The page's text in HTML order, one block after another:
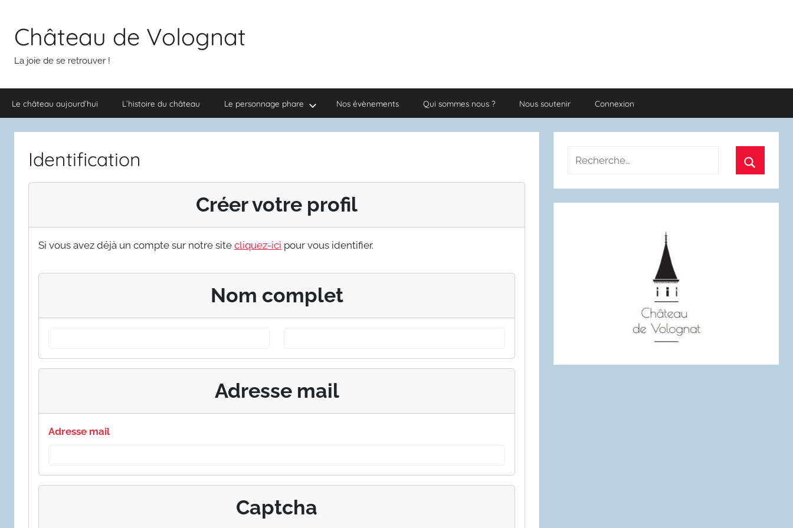
contenuChâteau de Volognat
La joie de se retrouver !
Le château aujourd’hui L’histoire du château Le personnage phare Nos évènements Qui sommes nous ? Nous soutenir Connexion
Identification
Créer votre profil
Si vous avez déjà un compte sur notre site cliquez-ici pour vous identifier.
Nom complet
Adresse mail
Adresse mail
Captcha
Recherche
: